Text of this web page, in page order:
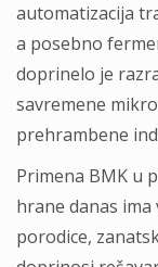
automatizacija
a posebno
doprinelo je
savremene
prehrambene
Primena BMK u
hrane danas
porodice,